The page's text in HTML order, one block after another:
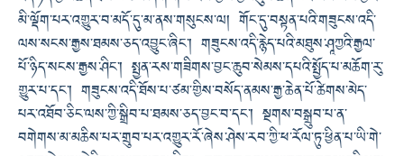
མི་ལྡོག་པར་འགྱུར་བ་མདོ་དུ་མ་ནས་གསུངས་ལ། གོང་དུ་བསྟན་པའི་གཟུངས་འདི་
ལས་སངས་རྒྱས་ཐམས་ཅད་འབྱུང་ཞིང་། གཟུངས་འདི་རྙེད་པའི་མཐུས་ཤཱཀྱའི་རྒྱལ་
པོ་ཉིད་སངས་རྒྱས་ཤིང་། སྤྱན་རས་གཟིགས་བྱང་ཆུབ་སེམས་དཔའི་སྤྱོད་པ་མཆོག་རུ་
གྱུར་པ་དང་། གཟུངས་འདི་ཐོས་པ་ཙམ་གྱིས་བསོད་ནམས་རྒྱ་ཆེན་པོ་ཚེགས་མེད་
པར་འཐོབ་ཅིང་ལས་ཀྱི་སྒྲིབ་པ་ཐམས་ཅད་བྱང་བ་དང་། སྔགས་བསྒྲུབ་པ་ན་
བགེགས་མ་མཆིས་པར་གྲུབ་པར་འགྱུར་རོ་ཞེས་ཤེས་རབ་ཀྱི་ཕ་རོལ་ཏུ་ཕྱིན་པ་ཡི་གེ་